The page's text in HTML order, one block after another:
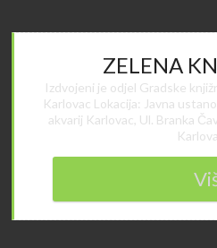
ZELENA
Izdvojeni je odjel Gradske
Karlovac Lokacija: Javna
akvarij Karlovac, Ul. Branka